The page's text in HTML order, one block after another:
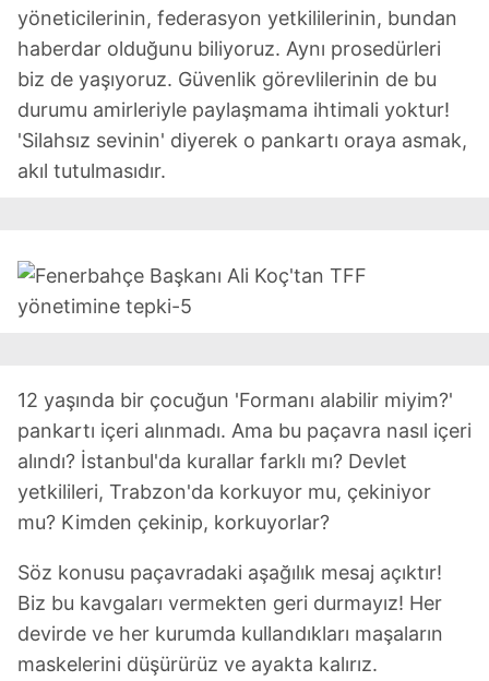
yöneticilerinin, federasyon yetkililerinin, bundan
haberdar olduğunu biliyoruz. Aynı prosedürleri
biz de yaşıyoruz. Güvenlik görevlilerinin de bu
durumu amirleriyle paylaşmama ihtimali yoktur!
'Silahsız sevinin' diyerek o pankartı oraya asmak,
akıl tutulmasıdır.
12 yaşında bir çocuğun 'Formanı alabilir miyim?'
pankartı içeri alınmadı. Ama bu paçavra nasıl içeri
alındı? İstanbul'da kurallar farklı mı? Devlet
yetkilileri, Trabzon'da korkuyor mu, çekiniyor
mu? Kimden çekinip, korkuyorlar?
Söz konusu paçavradaki aşağılık mesaj açıktır!
Biz bu kavgaları vermekten geri durmayız! Her
devirde ve her kurumda kullandıkları maşaların
maskelerini düşürürüz ve ayakta kalırız.